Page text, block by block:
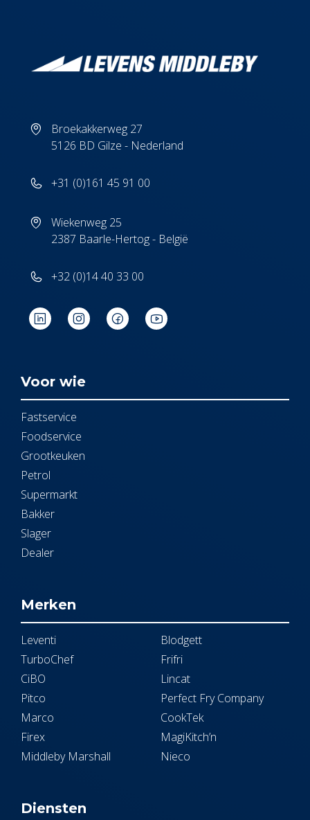
Broekakkerweg 27
5126 BD Gilze - Nederland
+31 (0)161 45 91 00
Wiekenweg 25
2387 Baarle-Hertog - België
+32 (0)14 40 33 00
Voor wie
Fastservice
Foodservice
Grootkeuken
Petrol
Supermarkt
Bakker
Slager
Dealer
Merken
Leventi
TurboChef
CiBO
Pitco
Marco
Firex
Middleby Marshall
Blodgett
Frifri
Lincat
Perfect Fry Company
CookTek
MagiKitch’n
Nieco
Diensten